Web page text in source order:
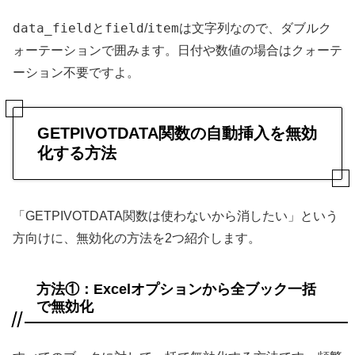
data_fieldと field/itemは文字列なので、ダブルク
ォーテーションで囲みます。日付や数値の場合はクォーテ
ーション不要ですよ。
GETPIVOTDATA関数の自動挿入を無効
化する方法
「GETPIVOTDATA関数は使わないから消したい」という
方向けに、無効化の方法を2つ紹介します。
方法①：Excelオプションから全ブック一括
で無効化